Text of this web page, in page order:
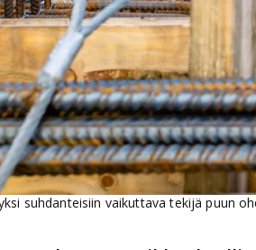
suhdanteisiin vaikuttava tekijä puun